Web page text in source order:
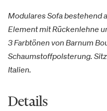
Modulares Sofa bestehend
Element mit Rückenlehne
3 Farbtönen von Barnum
Schaumstoffpolsterung.
Italien.
Details